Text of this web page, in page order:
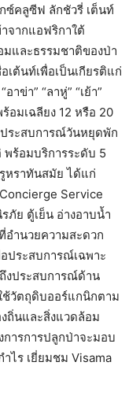
ซ์คลูซีฟ ลักชัวรี่ เต็นท์
จากแอฟริกาใต้
และธรรมชาติของป่า
เต้นท์เพื่อเป็นเกียรติแก่
ข่า” “ลาหู่” “เย้า”
อมเฉลียง 12 หรือ 20
ระสบการณ์วันหยุดพัก
ร้อมบริการระดับ 5
หราทันสมัย ได้แก่
Service
ภัย ตู้เย็น อ่างอาบน้ำ
อำนวยความสะดวก
ประสบการณ์เฉพาะ
งประสบการณ์ด้าน
วัตถุดิบออร์แกนิกตาม
ถิ่นและสิ่งแวดล้อม
การการปลูกป่าจะมอบ
ไร เยี่ยมชม Visama